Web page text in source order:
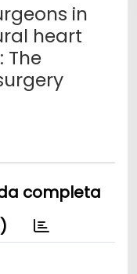
in
heart
The
completa